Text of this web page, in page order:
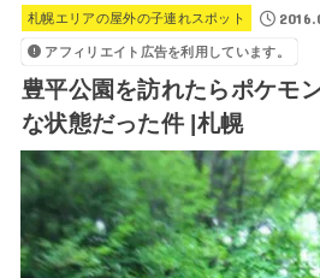
札幌エリアの屋外の子連れスポット
アフィリエイト広告を利用しています。
豊平公園を訪れたらポケモ
な状態だった件 |札幌